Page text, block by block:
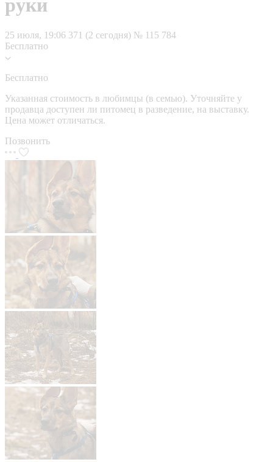
руки
25 июля, 19:06 371 (2 сегодня) № 115 784
Бесплатно
Бесплатно
Указанная стоимость в любимцы (в семью). Уточняйте у
продавца доступен ли питомец в разведение, на выставку.
Цена может отличаться.
Позвонить